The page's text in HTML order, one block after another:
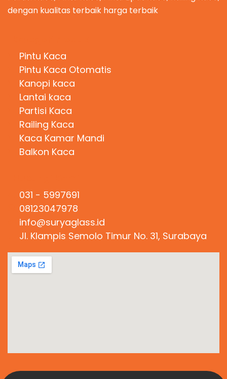
dengan kualitas terbaik harga terbaik
Pintu Kaca
Pintu Kaca Otomatis
Kanopi kaca
Lantai kaca
Partisi Kaca
Railing Kaca
Kaca Kamar Mandi
Balkon Kaca
031 - 5997691
08123047978
info@suryaglass.id
Jl. Klampis Semolo Timur No. 31, Surabaya